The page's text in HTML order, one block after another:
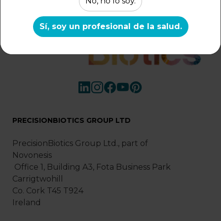
PRECISIONBIOTICS GROUP LTD
PrecisionBiotics Group Ltd., part of
Novonesis
Office 1, Building A3, Fota Business Park
Carrigtwohill
Co. Cork T45 T924
Ireland
Sí, soy un profesional de la salud.